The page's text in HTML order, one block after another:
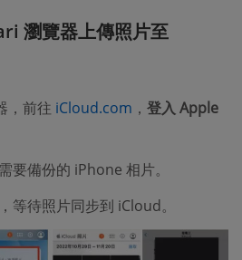
瀏覽器上傳照片至
，前往 iCloud.com ， 登入 Apple
要備份的 iPhone 相片。
，等待照片同步到 iCloud。